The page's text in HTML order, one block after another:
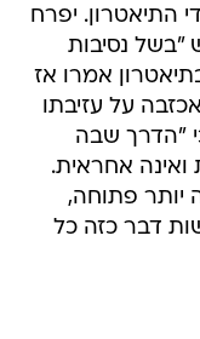
התיאטרון. יפרח
"בשל נסיבות
אמרו אז
על עזיבתו
"הדרך שבה
אחראית.
יותר פתוחה,
דבר כזה כל